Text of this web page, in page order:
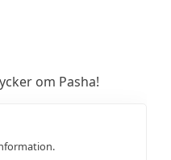
om Pasha!